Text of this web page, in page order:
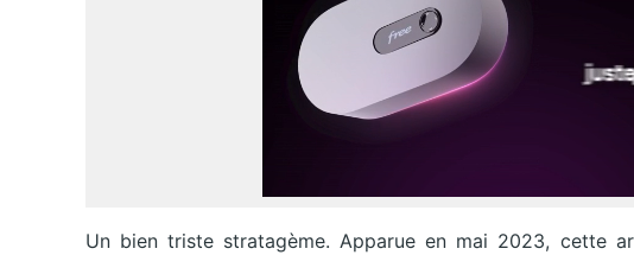
Un bien triste stratagème. Apparue en mai 2023, cette